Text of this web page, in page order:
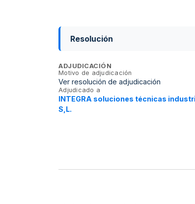
Resolución
ADJUDICACIÓN
Motivo de adjudicación
Ver resolución de adjudicación
Adjudicado a
INTEGRA soluciones técnicas
S,L.